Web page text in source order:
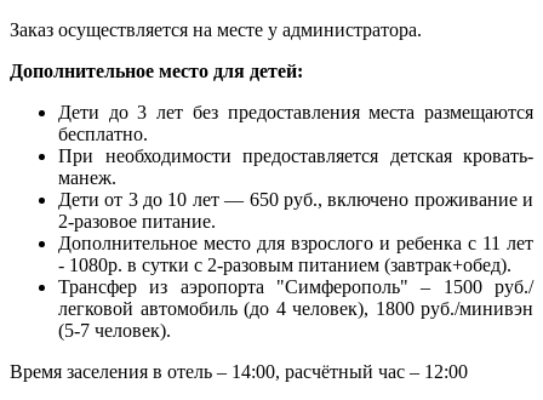
Заказ осуществляется на месте у администратора.
Дополнительное место для детей:
Дети до 3 лет без предоставления места размещаются
бесплатно.
При необходимости предоставляется детская кровать-
манеж.
Дети от 3 до 10 лет — 650 руб., включено проживание и
2-разовое питание.
Дополнительное место для взрослого и ребенка с 11 лет
- 1080р. в сутки с 2-разовым питанием (завтрак+обед).
Трансфер из аэропорта "Симферополь" – 1500 руб./
легковой автомобиль (до 4 человек), 1800 руб./минивэн
(5-7 человек).
Время заселения в отель – 14:00, расчётный час – 12:00